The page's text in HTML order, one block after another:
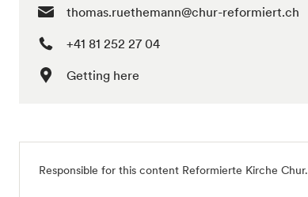
thomas.ruethemann@chur-reformiert.ch
+41 81 252 27 04
Getting here
Responsible for this content Reformierte Kirche Chur.